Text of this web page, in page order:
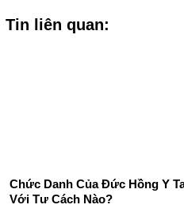
Tin liên quan:
Chức Danh Của Đức Hồng Y
Với Tư Cách Nào?